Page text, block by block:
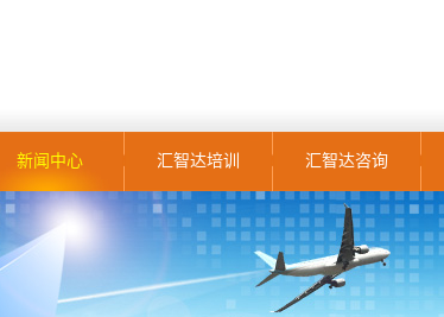
新闻中心 汇智达培训 汇智达咨询